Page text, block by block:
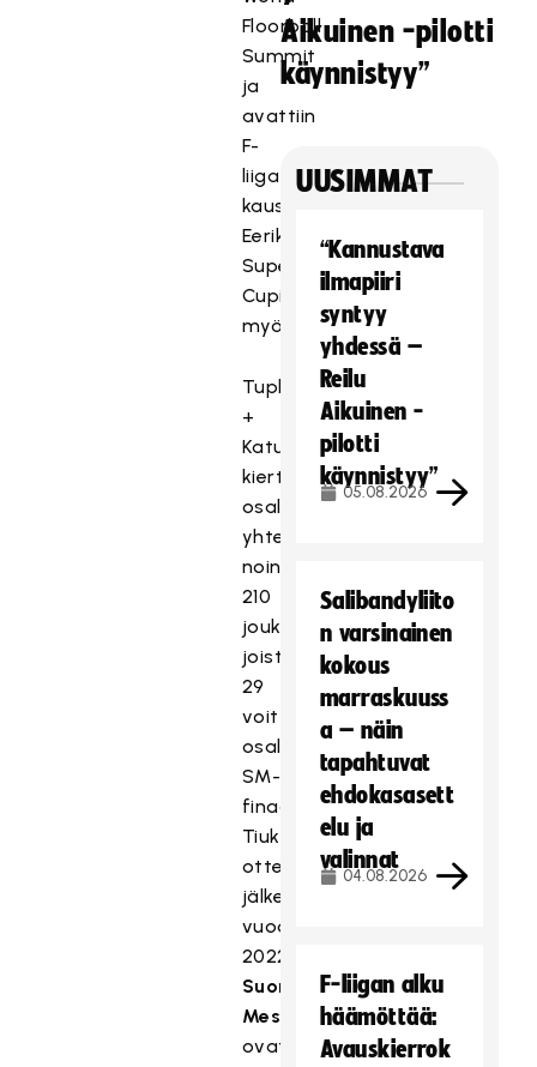
Floorball
Summit
ja
avattiin
F-
liiga-
kausi
Eerikkilän
Super
Cupin
myötä.
Tupla
+
Katusähly-
kiertueeseen
osallistui
yhteensä
noin
210
joukkuetta,
joista
29
voittajajoukkuetta
osallistui
SM-
finaalilauantaihin.
Tiukkojen
otteluiden
jälkeen
vuoden
2022
Suomen
Mestarit
ovat:
Aikuinen -pilotti
käynnistyy”
UUSIMMAT
“Kannustava
ilmapiiri
syntyy
yhdessä –
Reilu
Aikuinen -
pilotti
käynnistyy”
05.08.2026
Salibandyliito
n varsinainen
kokous
marraskuuss
a – näin
tapahtuvat
ehdokasasett
elu ja
valinnat
04.08.2026
F-liigan alku
häämöttää:
Avauskierrok